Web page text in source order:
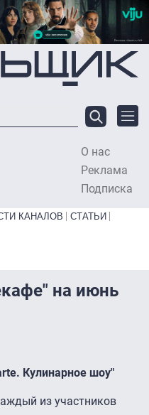
О нас
Реклама
Подписка
КАНАЛОВ
СТАТЬИ
на июнь
Кулинарное шоу"
из участников